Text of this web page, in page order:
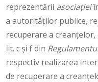
reprezentării asociației
a autorităților publice,
recuperare a creanțelor,
lit. c și f din
respectiv realizarea
de recuperare a